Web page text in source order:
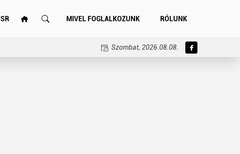
SR MIVEL FOGLALKOZUNK RÓLUNK
Szombat, 2026.08.08.